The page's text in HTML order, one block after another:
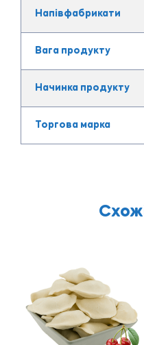
Напівфабрикати
Вага продукту
Начинка продукту
Торгова марка